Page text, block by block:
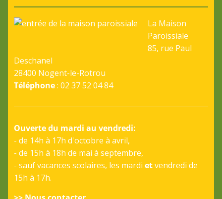
La Maison
Paroissiale
85, rue Paul
Deschanel
28400 Nogent-le-Rotrou
Téléphone: 02 37 52 04 84
Ouverte du mardi au vendredi:
- de 14h à 17h d'octobre à avril,
- de 15h à 18h de mai à septembre,
- sauf vacances scolaires, les mardi etvendredi de
15h à 17h.